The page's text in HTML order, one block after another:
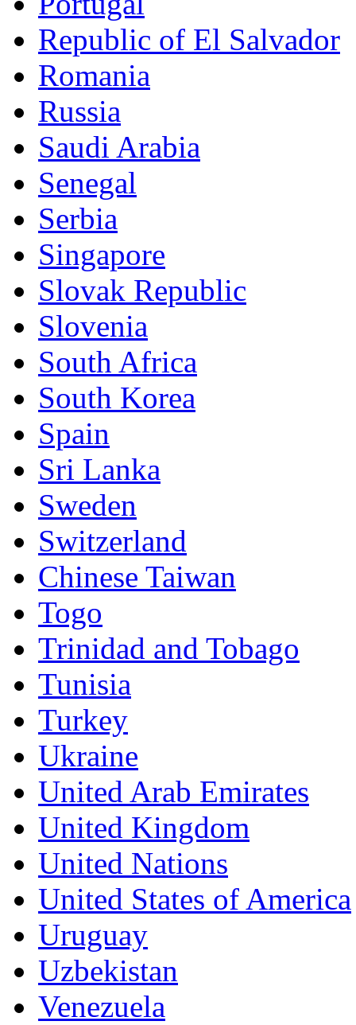
Republic of El Salvador
Romania
Russia
Saudi Arabia
Senegal
Serbia
Singapore
Slovak Republic
Slovenia
South Africa
South Korea
Spain
Sri Lanka
Sweden
Switzerland
Chinese Taiwan
Togo
Trinidad and Tobago
Tunisia
Turkey
Ukraine
United Arab Emirates
United Kingdom
United Nations
United States of America
Uruguay
Uzbekistan
Venezuela